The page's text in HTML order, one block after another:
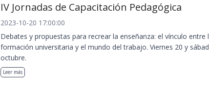
IV Jornadas de Capacitación Pedagógica
2023-10-20 17:00:00
Debates y propuestas para recrear la enseñanza: el vínculo entre
formación universitaria y el mundo del trabajo. Viernes 20 y
octubre.
Leer más